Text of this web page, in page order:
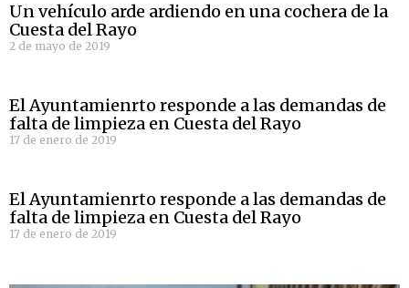
Un vehículo arde ardiendo en una cochera de la
Cuesta del Rayo
2 de mayo de 2019
El Ayuntamienrto responde a las demandas de
falta de limpieza en Cuesta del Rayo
17 de enero de 2019
El Ayuntamienrto responde a las demandas de
falta de limpieza en Cuesta del Rayo
17 de enero de 2019